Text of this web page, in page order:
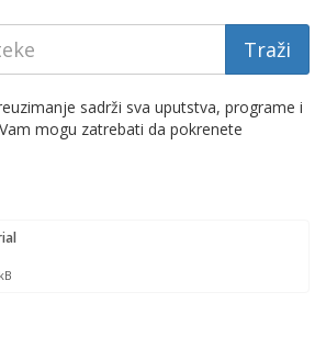
sadrži sva uputstva, programe i
mogu zatrebati da pokrenete